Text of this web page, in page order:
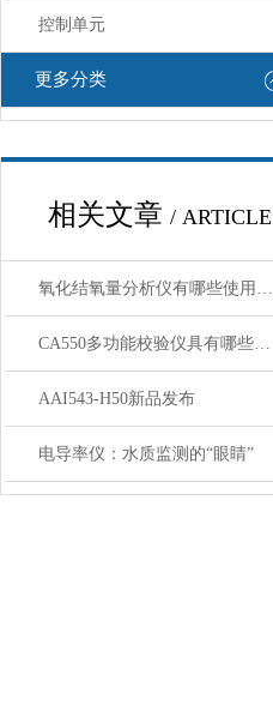
控制单元
更多分类
相关文章 / ARTICLE
氧化结氧量分析仪有哪些使用注意事项
CA550多功能校验仪具有哪些特点呢？
AAI543-H50新品发布
电导率仪：水质监测的“眼睛”